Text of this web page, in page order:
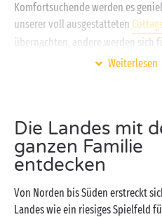
Komfortsuchende werden es
unserer voll ausgestatteten
übernachten, andere werden sich
Lodgezelte
Sie im Glück in den Pools des
verbrauchen Sie Ihre
Sportplätzenim Freien oder leben
Fôret des Landes aus.
Weiterlesen
Die Landes mit
ganzen Familie
entdecken
Von Norden bis Süden erstreckt
Landes wie ein riesiges Spielfeld